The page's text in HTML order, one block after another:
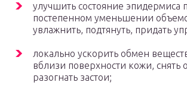
улучшить состояние эпидермиса
постепенном уменьшении
увлажнить, подтянуть, придать
локально ускорить обмен
вблизи поверхности кожи, снять
разогнать застои;